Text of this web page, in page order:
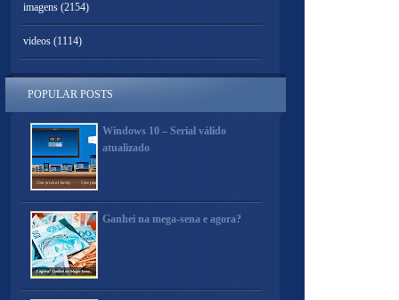
imagens (2154)
videos (1114)
POPULAR POSTS
Windows 10 – Serial válido
atualizado
Ganhei na mega-sena e agora?